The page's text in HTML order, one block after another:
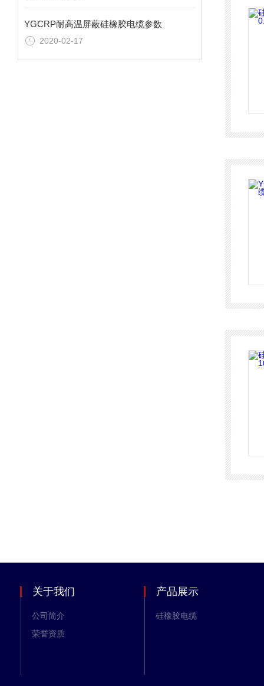
YGCRP耐高温屏蔽硅橡胶电缆参数
2020-02-17
关于我们
公司简介
荣誉资质
产品展示
硅橡胶电缆